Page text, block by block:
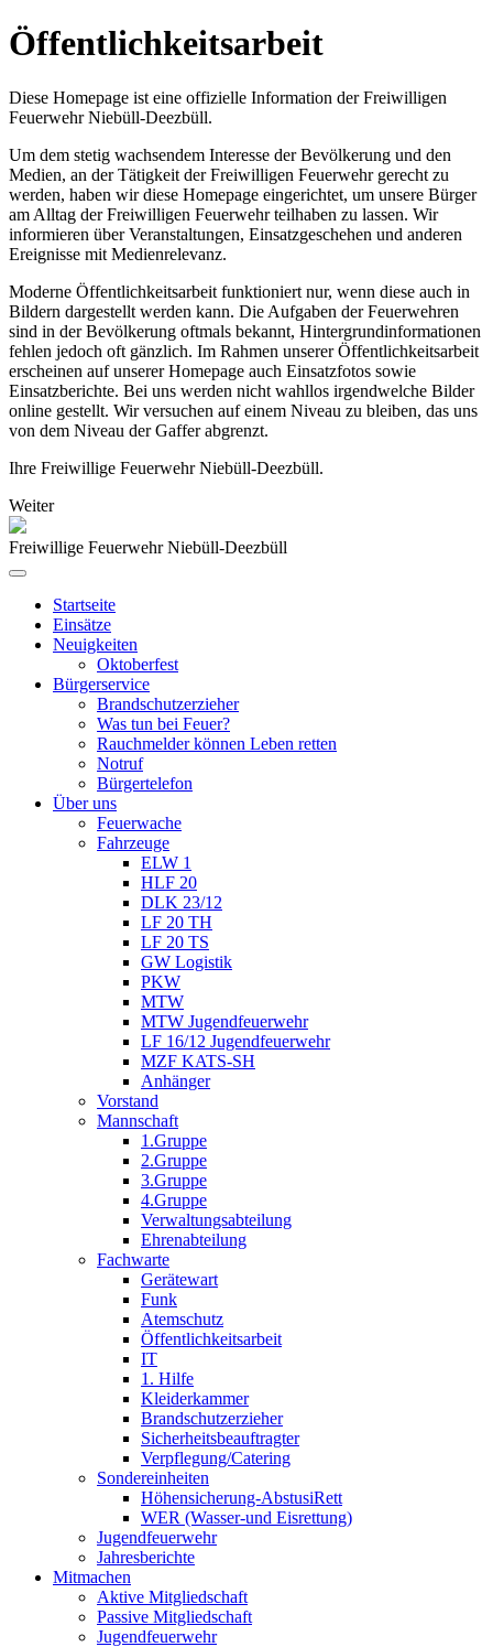
Öffentlichkeitsarbeit
Diese Homepage ist eine offizielle Information der Freiwilligen
Feuerwehr Niebüll-Deezbüll.
Um dem stetig wachsendem Interesse der Bevölkerung und den
Medien, an der Tätigkeit der Freiwilligen Feuerwehr gerecht zu
werden, haben wir diese Homepage eingerichtet, um unsere Bürger
am Alltag der Freiwilligen Feuerwehr teilhaben zu lassen. Wir
informieren über Veranstaltungen, Einsatzgeschehen und anderen
Ereignisse mit Medienrelevanz.
Moderne Öffentlichkeitsarbeit funktioniert nur, wenn diese auch in
Bildern dargestellt werden kann. Die Aufgaben der Feuerwehren
sind in der Bevölkerung oftmals bekannt, Hintergrundinformationen
fehlen jedoch oft gänzlich. Im Rahmen unserer Öffentlichkeitsarbeit
erscheinen auf unserer Homepage auch Einsatzfotos sowie
Einsatzberichte. Bei uns werden nicht wahllos irgendwelche Bilder
online gestellt. Wir versuchen auf einem Niveau zu bleiben, das uns
von dem Niveau der Gaffer abgrenzt.
Ihre Freiwillige Feuerwehr Niebüll-Deezbüll.
Weiter
Freiwillige Feuerwehr Niebüll-Deezbüll
Startseite
Einsätze
Neuigkeiten
Oktoberfest
Bürgerservice
Brandschutzerzieher
Was tun bei Feuer?
Rauchmelder können Leben retten
Notruf
Bürgertelefon
Über uns
Feuerwache
Fahrzeuge
ELW 1
HLF 20
DLK 23/12
LF 20 TH
LF 20 TS
GW Logistik
PKW
MTW
MTW Jugendfeuerwehr
LF 16/12 Jugendfeuerwehr
MZF KATS-SH
Anhänger
Vorstand
Mannschaft
1.Gruppe
2.Gruppe
3.Gruppe
4.Gruppe
Verwaltungsabteilung
Ehrenabteilung
Fachwarte
Gerätewart
Funk
Atemschutz
Öffentlichkeitsarbeit
IT
1. Hilfe
Kleiderkammer
Brandschutzerzieher
Sicherheitsbeauftragter
Verpflegung/Catering
Sondereinheiten
Höhensicherung-AbstusiRett
WER (Wasser-und Eisrettung)
Jugendfeuerwehr
Jahresberichte
Mitmachen
Aktive Mitgliedschaft
Passive Mitgliedschaft
Jugendfeuerwehr